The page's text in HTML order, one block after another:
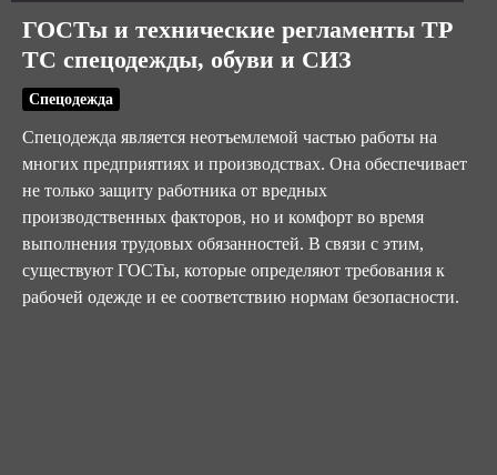
ГОСТы и технические регламенты ТР
ТС спецодежды, обуви и СИЗ
Спецодежда
Спецодежда является неотъемлемой частью работы на
многих предприятиях и производствах. Она обеспечивает
не только защиту работника от вредных
производственных факторов, но и комфорт во время
выполнения трудовых обязанностей. В связи с этим,
существуют ГОСТы, которые определяют требования к
рабочей одежде и ее соответствию нормам безопасности.